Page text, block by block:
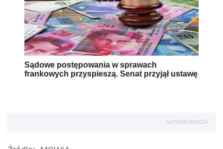
Sądowe postępowania w sprawach
frankowych przyspieszą. Senat przyjął ustawę
AUTOPROMOCJA